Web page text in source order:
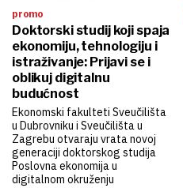
promo
Doktorski studij koji spaja
ekonomiju, tehnologiju i
istraživanje: Prijavi se i
oblikuj digitalnu
budućnost
Ekonomski fakulteti Sveučilišta
u Dubrovniku i Sveučilišta u
Zagrebu otvaraju vrata novoj
generaciji doktorskog studija
Poslovna ekonomija u
digitalnom okruženju